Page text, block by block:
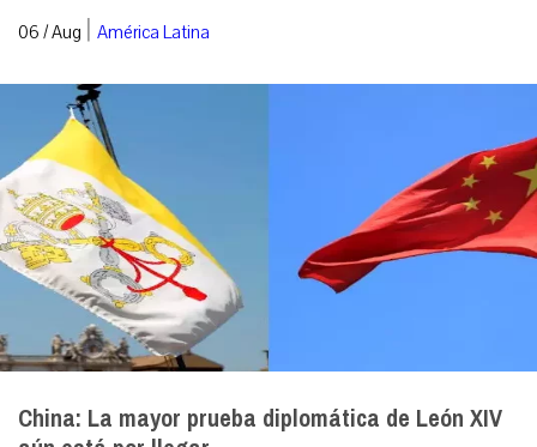
06 / Aug | América Latina
China: La mayor prueba diplomática de León XIV